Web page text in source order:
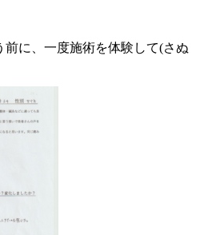
前に、一度施術を体験して(さぬ